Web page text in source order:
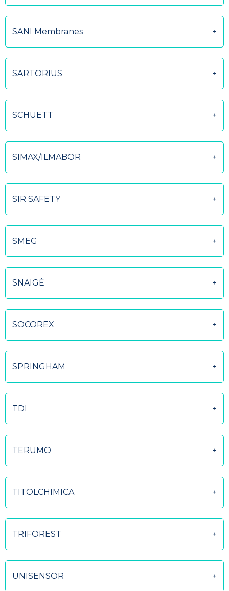
SANI Membranes
SARTORIUS
SCHUETT
SIMAX/ILMABOR
SIR SAFETY
SMEG
SNAIGĖ
SOCOREX
SPRINGHAM
TDI
TERUMO
TITOLCHIMICA
TRIFOREST
UNISENSOR